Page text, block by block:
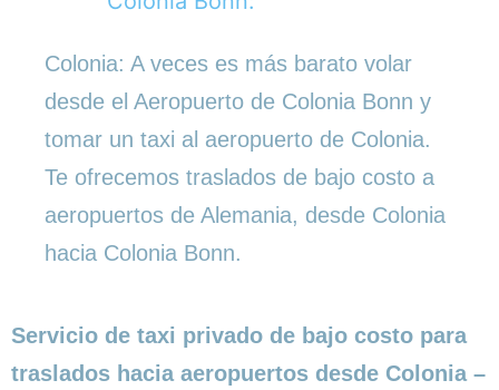
Colonia: A veces es más barato volar
desde el Aeropuerto de Colonia Bonn y
tomar un taxi al aeropuerto de Colonia.
Te ofrecemos traslados de bajo costo a
aeropuertos de Alemania, desde Colonia
hacia Colonia Bonn.
Servicio de taxi privado de bajo costo para
traslados hacia aeropuertos desde Colonia –